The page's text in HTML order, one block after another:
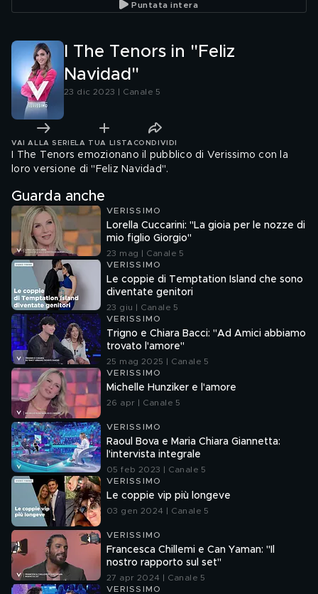
Puntata intera
I The Tenors in "Feliz
Navidad"
23 dic 2023 | Canale 5
VAI ALLA SERIE LA TUA LISTA CONDIVIDI
I The Tenors emozionano il pubblico di Verissimo con la
loro versione di "Feliz Navidad".
Guarda anche
VERISSIMO
Lorella Cuccarini: "La gioia per le nozze di
mio figlio Giorgio"
23 mag | Canale 5
VERISSIMO
Le coppie di Temptation Island che sono
diventate genitori
23 giu | Canale 5
VERISSIMO
Trigno e Chiara Bacci: "Ad Amici abbiamo
trovato l'amore"
25 mag 2025 | Canale 5
VERISSIMO
Michelle Hunziker e l'amore
26 apr | Canale 5
VERISSIMO
Raoul Bova e Maria Chiara Giannetta:
l'intervista integrale
05 feb 2023 | Canale 5
VERISSIMO
Le coppie vip più longeve
03 gen 2024 | Canale 5
VERISSIMO
Francesca Chillemi e Can Yaman: "Il
nostro rapporto sul set"
27 apr 2024 | Canale 5
VERISSIMO